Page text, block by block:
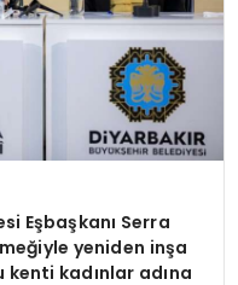
Eşbaşkanı Serra
yeniden inşa
kadınlar adına